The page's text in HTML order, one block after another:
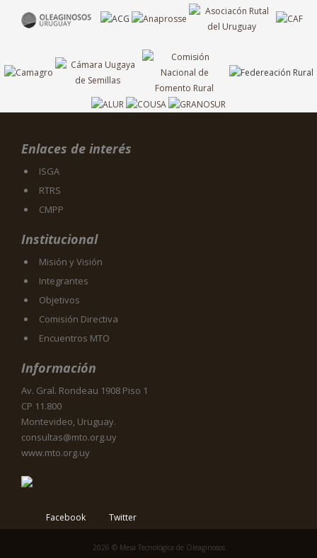
Enlaces de interés
ISGA
RTRS
CMPP
Institucional
Misión y Visión
Integrantes
Objetivos
Comisión Directiva
Encuentros MTO
Información
Av. Gral. Rondeau 1908 Piso 1
CP 11.800
Montevideo, Uruguay.
consultas@mto.org.uy
www.mto.org.uy
Facebook Twitter
2026 © Mesa Tecnológica de Oleaginosos